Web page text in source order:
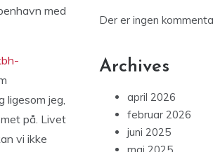
med
ligesom jeg,
på. Livet
vi ikke
Der er ingen
Archives
april 2026
februar 2026
juni 2025